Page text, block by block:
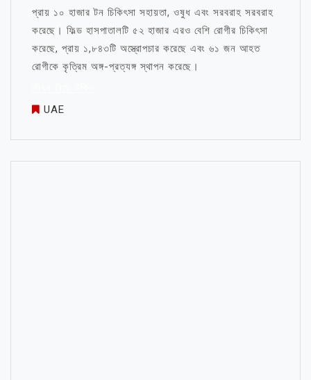
প্রায় ১০ হাজার টন চিকিৎসা সহায়তা, ওষুধ এবং সরবরাহ সরবরাহ
করেছে। ফিল্ড হাসপাতালটি ৫২ হাজার এরও বেশি রোগীর চিকিৎসা
করেছে, প্রায় ১,৮৪৩টি অস্ত্রোপচার করেছে এবং ৬১ জন আহত
রোগীকে কৃত্রিম অঙ্গ-প্রত্যঙ্গ স্থাপন করেছে।
UAE